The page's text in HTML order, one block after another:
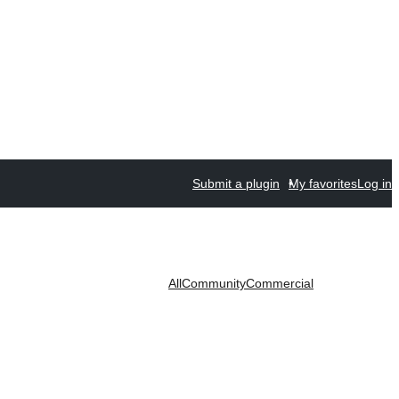
Submit a plugin My favoritesLog in
AllCommunityCommercial